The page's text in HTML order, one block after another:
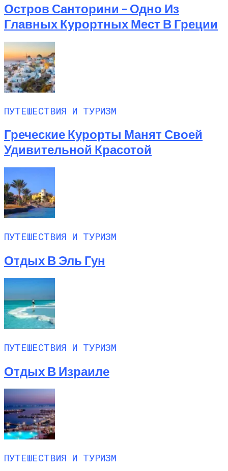
Остров Санторини – Одно Из
Главных Курортных Мест В Греции
ПУТЕШЕСТВИЯ И ТУРИЗМ
Греческие Курорты Манят Своей
Удивительной Красотой
ПУТЕШЕСТВИЯ И ТУРИЗМ
Отдых В Эль Гун
ПУТЕШЕСТВИЯ И ТУРИЗМ
Отдых В Израиле
ПУТЕШЕСТВИЯ И ТУРИЗМ